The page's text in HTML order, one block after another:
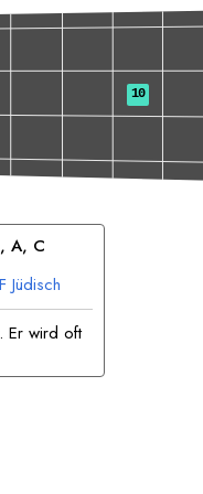
10
, A, C
F Jüdisch
Er wird oft